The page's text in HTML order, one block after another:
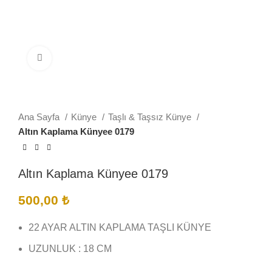
Ana Sayfa Künye
Taşlı & Taşsız Künye
Altın Kaplama Künyee 0179
Altın Kaplama Künyee 0179
500,00 ₺
22 AYAR ALTIN KAPLAMA TAŞLI KÜNYE
UZUNLUK : 18 CM